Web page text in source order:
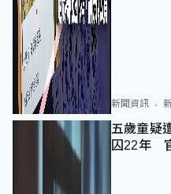
新聞資訊
五歲童疑
囚22年